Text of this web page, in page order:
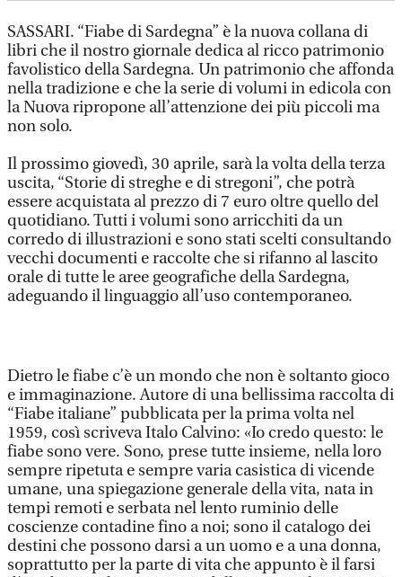
SASSARI. “Fiabe di Sardegna” è la nuova collana di
libri che il nostro giornale dedica al ricco patrimonio
favolistico della Sardegna. Un patrimonio che affonda
nella tradizione e che la serie di volumi in edicola con
la Nuova ripropone all’attenzione dei più piccoli ma
non solo.
Il prossimo giovedì, 30 aprile, sarà la volta della terza
uscita, “Storie di streghe e di stregoni”, che potrà
essere acquistata al prezzo di 7 euro oltre quello del
quotidiano. Tutti i volumi sono arricchiti da un
corredo di illustrazioni e sono stati scelti consultando
vecchi documenti e raccolte che si rifanno al lascito
orale di tutte le aree geografiche della Sardegna,
adeguando il linguaggio all’uso contemporaneo.
Dietro le fiabe c’è un mondo che non è soltanto gioco
e immaginazione. Autore di una bellissima raccolta di
“Fiabe italiane” pubblicata per la prima volta nel
1959, così scriveva Italo Calvino: «Io credo questo: le
fiabe sono vere. Sono, prese tutte insieme, nella loro
sempre ripetuta e sempre varia casistica di vicende
umane, una spiegazione generale della vita, nata in
tempi remoti e serbata nel lento ruminio delle
coscienze contadine fino a noi; sono il catalogo dei
destini che possono darsi a un uomo e a una donna,
soprattutto per la parte di vita che appunto è il farsi